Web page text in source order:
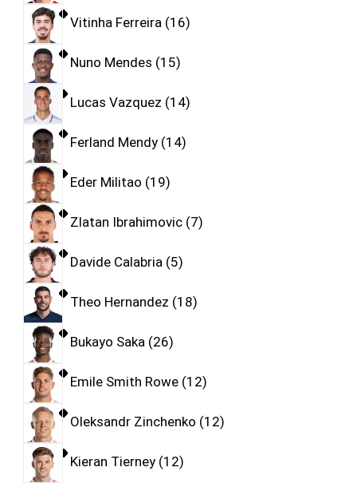
Vitinha Ferreira 16
Nuno Mendes 15
Lucas Vazquez 14
Ferland Mendy 14
Eder Militao 19
Zlatan Ibrahimovic 7
Davide Calabria 5
Theo Hernandez 18
Bukayo Saka 26
Emile Smith Rowe 12
Oleksandr Zinchenko 12
Kieran Tierney 12